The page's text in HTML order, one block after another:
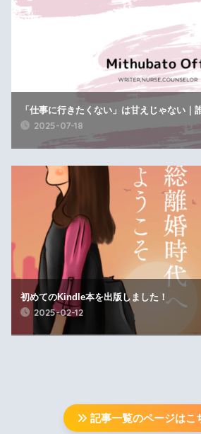
2025-07-18
初めてのKindle本を出版しました！
2025-02-12
記事一覧のページはこ